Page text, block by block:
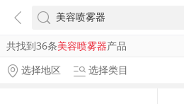
共找到36条美容喷雾器产品
选择地区
选择类目